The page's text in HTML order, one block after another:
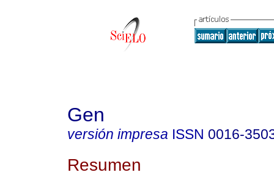
Gen
versión impresa ISSN 0016-
Resumen